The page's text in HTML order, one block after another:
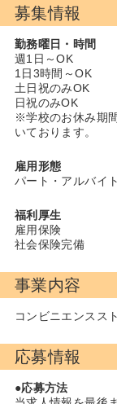
募集情報
勤務曜日・時間
週1日～OK
1日3時間～OK
土日祝のみOK
日祝のみOK
※学校のお休み期
いております。
雇用形態
パート・アルバイト
福利厚生
雇用保険
社会保険完備
事業内容
コンビニエンスス
応募情報
●応募方法